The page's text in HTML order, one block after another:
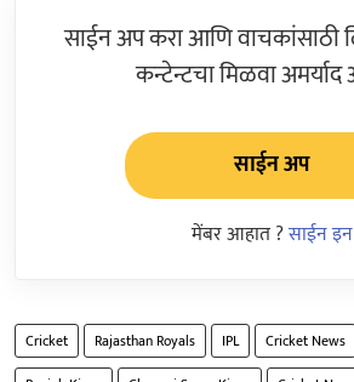
साईन अप करा आणि वाचकांसाठी
कन्टेन्टचा मिळवा
साईन अप
मेंबर आहात ?साईन इन
Cricket Rajasthan Royals IPL Cricket News